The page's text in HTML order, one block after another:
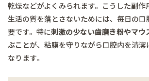
乾燥などがよくみられます。こうした副作
生活の質を落とさないためには、毎日の
要です。特に刺激の少ない歯磨き粉やマウ
ぶことが、粘膜を守りながら口腔内を清潔
なります。